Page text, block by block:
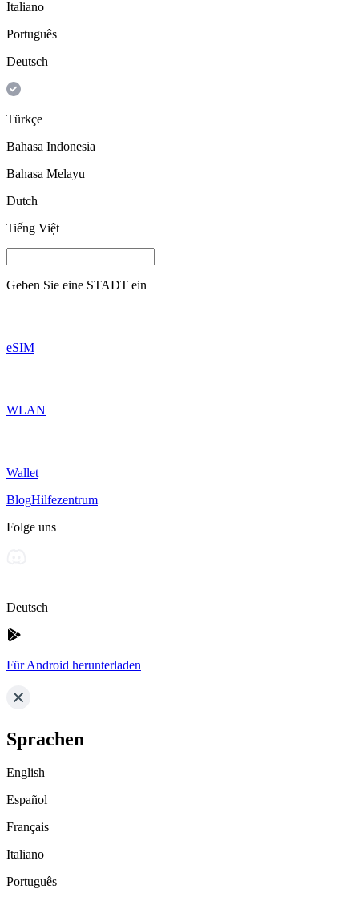
Italiano
Português
Deutsch
Türkçe
Bahasa Indonesia
Bahasa Melayu
Dutch
Tiếng Việt
Geben Sie eine STADT ein
eSIM
WLAN
Wallet
BlogHilfezentrum
Folge uns
Deutsch
Für Android herunterladen
Sprachen
English
Español
Français
Italiano
Português